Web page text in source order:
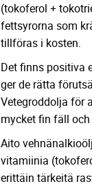
(tokoferol +
fettsyrorna som
tillföras i kosten.
Det finns positiva
ger de rätta
Vetegroddolja för
mycket fin fäll
Aito
vitamiinia
erittäin tärkeitä